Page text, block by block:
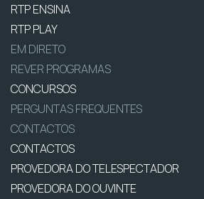
RTP ENSINA
RTP PLAY
EM DIRETO
REVER PROGRAMAS
CONCURSOS
PERGUNTAS FREQUENTES
CONTACTOS
CONTACTOS
PROVEDORA DO TELESPECTADOR
PROVEDORA DO OUVINTE